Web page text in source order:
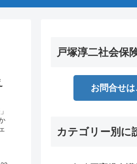
戸塚淳二社会保
お問合せは
カテゴリー別に